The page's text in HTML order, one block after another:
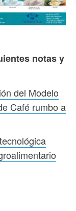
notas y
del Modelo
Café rumbo a